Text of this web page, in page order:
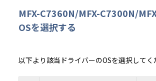
MFX-C7360N/MFX-C7300N/
OSを選択する
以下より該当ドライバーのOSを選択してく